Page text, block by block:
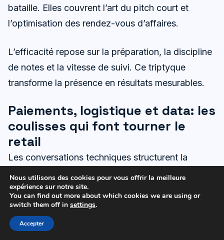
bataille. Elles couvrent l’art du pitch court et
l’optimisation des rendez-vous d’affaires.
L’efficacité repose sur la préparation, la discipline
de notes et la vitesse de suivi. Ce triptyque
transforme la présence en résultats mesurables.
Paiements, logistique et data: les
coulisses qui font tourner le
retail
Les conversations techniques structurent la
performance. Les paiements évoluent vite:
wallets, paiements fractionnés et
mobile. Les parcours se simplifient pour les
marchands et les clients.
Nous utilisons des cookies pour vous offrir la meilleure
expérience sur notre site.
You can find out more about which cookies we are using or
switch them off in settings.
Accepter